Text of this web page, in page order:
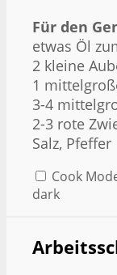
Für den
etwas Öl
2 kleine
1
3-4
2-3 rote
Salz, Pfeffer
Cook
dark